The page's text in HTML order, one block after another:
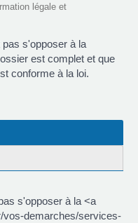
légale et
s'opposer à la
est complet et que
conforme à la loi.
s'opposer à la <a
vos-demarches/services-